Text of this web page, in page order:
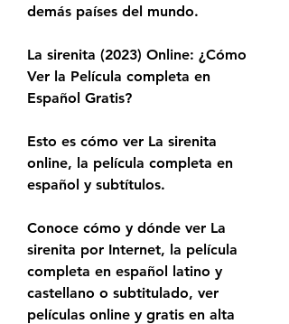
demás países del mundo.
La sirenita (2023) Online: ¿Cómo
Ver la Película completa en
Español Gratis?
Esto es cómo ver La sirenita
online, la película completa en
español y subtítulos.
Conoce cómo y dónde ver La
sirenita por Internet, la película
completa en español latino y
castellano o subtitulado, ver
películas online y gratis en alta